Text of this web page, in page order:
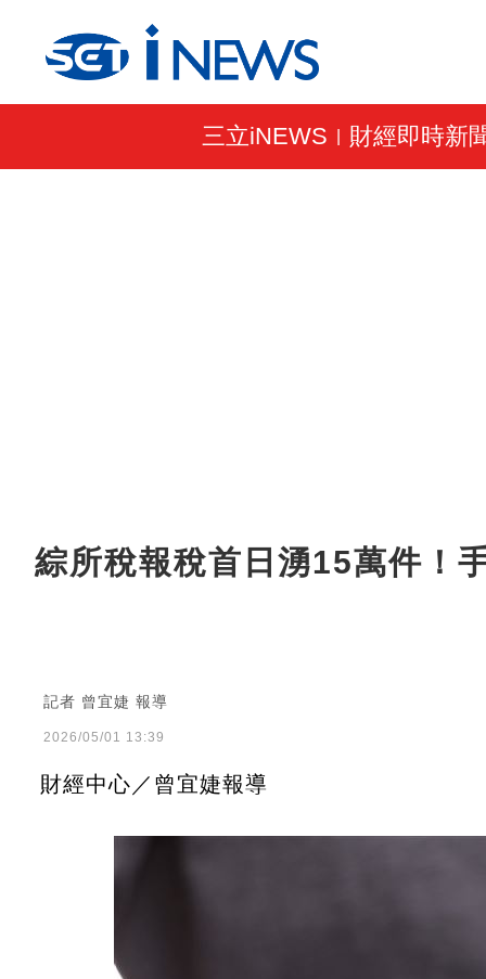
三立iNEWS 財經即時新
綜所稅報稅首日湧15萬件！
記者 曾宜婕 報導
2026/05/01 13:39
財經中心／曾宜婕報導